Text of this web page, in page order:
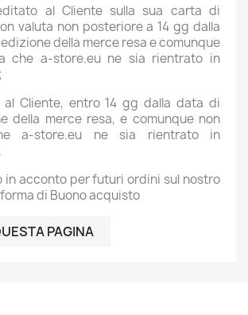
al Cliente sulla sua carta di
valuta non posteriore a 14 gg dalla
della merce resa e comunque
che a-store.eu ne sia rientrato in
Cliente, entro 14 gg dalla data di
della merce resa, e comunque non
a-store.eu ne sia rientrato in
in acconto per futuri ordini sul nostro
di Buono acquisto